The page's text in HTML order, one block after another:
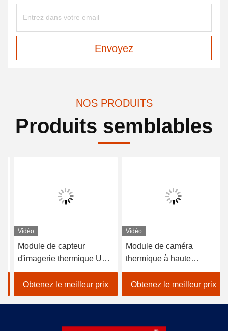
Envoyez
NOS PRODUITS
Produits semblables
Vidéo
Module de capteur
d'imagerie thermique USB
compact de 0,4 W avec
17,46 ° × 13,14 ° champ
de vision
Obtenez le meilleur prix
Vidéo
Module de caméra
thermique à haute
résolution avec interface
USB de type C
Obtenez le meilleur prix